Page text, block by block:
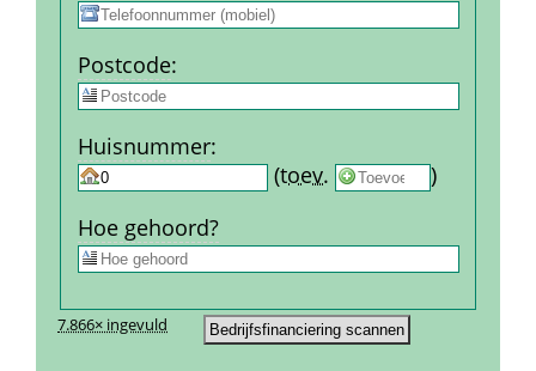
7.866× ingevuld
Post­code:
Huis­nummer:
(toev.
)
Hoe gehoord?